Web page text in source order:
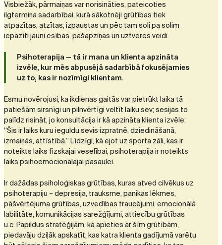
Visbiežāk, pārmaiņas var norisināties, pateicoties
ilgtermiņa sadarbībai, kurā sākotnēji grūtības tiek
atpazītas, atzītas, izpaustas un pēc tam soli pa solim
iepazīti jauni esības, pašapziņas un uztveres veidi.
Psihoterapija — tā ir mana un klienta apzināta
izvēle, kur mēs abpusējā sadarbībā fokusējamies
uz to, kas ir nozīmīgi klientam.
Esmu novērojusi, ka ikdienas gaitās var pietrūkt laika tā
patiešām sirsnīgi un pilnvērtīgi veltīt laiku sev; sesijas to
palīdz risināt, jo konsultācija ir kā apzināta klienta izvēle:
“Šis ir laiks kuru ieguldu sevis izpratnē, dziedināšanā,
izmaiņās, attīstībā.” Līdzīgi, kā ejot uz sporta zāli, kas ir
noteikts laiks fizskajai veselībai, psihoterapija ir noteikts
laiks psihoemocionālajai pasaulei.
Ir dažādas psiholoģiskas grūtības, kuras atved cilvēkus uz
psihoterapiju – depresija, trauksme, panikas lēkmes,
pāšvērtējuma grūtības, uzvedības traucējumi, emocionālā
labilitāte, komunikācijas sarežģījumi, attiecību grūtības
u.c. Papildus stratēģijām, kā apieties ar šīm grūtībām,
piedavāju dziļāk apskatīt, kas katra klienta gadījumā varētu